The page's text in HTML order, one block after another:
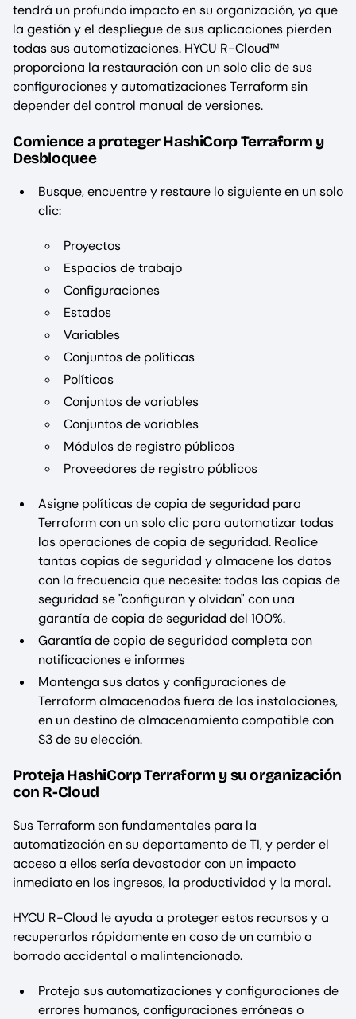
tendrá un profundo impacto en su organización, ya que
la gestión y el despliegue de sus aplicaciones pierden
todas sus automatizaciones. HYCU R-Cloud™
proporciona la restauración con un solo clic de sus
configuraciones y automatizaciones Terraform sin
depender del control manual de versiones.
Comience a proteger HashiCorp Terraform y
Desbloquee
Busque, encuentre y restaure lo siguiente en un solo
clic:
Proyectos
Espacios de trabajo
Configuraciones
Estados
Variables
Conjuntos de políticas
Políticas
Conjuntos de variables
Conjuntos de variables
Módulos de registro públicos
Proveedores de registro públicos
Asigne políticas de copia de seguridad para
Terraform con un solo clic para automatizar todas
las operaciones de copia de seguridad. Realice
tantas copias de seguridad y almacene los datos
con la frecuencia que necesite: todas las copias de
seguridad se "configuran y olvidan" con una
garantía de copia de seguridad del 100%.
Garantía de copia de seguridad completa con
notificaciones e informes
Mantenga sus datos y configuraciones de
Terraform almacenados fuera de las instalaciones,
en un destino de almacenamiento compatible con
S3 de su elección.
Proteja HashiCorp Terraform y su organización
con R-Cloud
Sus Terraform son fundamentales para la
automatización en su departamento de TI, y perder el
acceso a ellos sería devastador con un impacto
inmediato en los ingresos, la productividad y la moral.
HYCU R-Cloud le ayuda a proteger estos recursos y a
recuperarlos rápidamente en caso de un cambio o
borrado accidental o malintencionado.
Proteja sus automatizaciones y configuraciones de
errores humanos, configuraciones erróneas o